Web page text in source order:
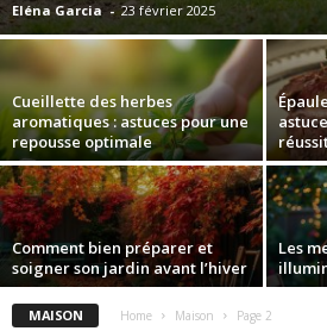
Eléna Garcia - 23 février 2025
Cueillette des herbes
aromatiques : astuces pour une
repousse optimale
Comment bien préparer et
soigner son jardin avant l’hiver
Les
MAISON Home Maison Page 2